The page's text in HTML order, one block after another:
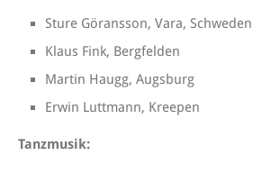
Sture Göransson, Vara, Schweden
Klaus Fink, Bergfelden
Martin Haugg, Augsburg
Erwin Luttmann, Kreepen
Tanzmusik: